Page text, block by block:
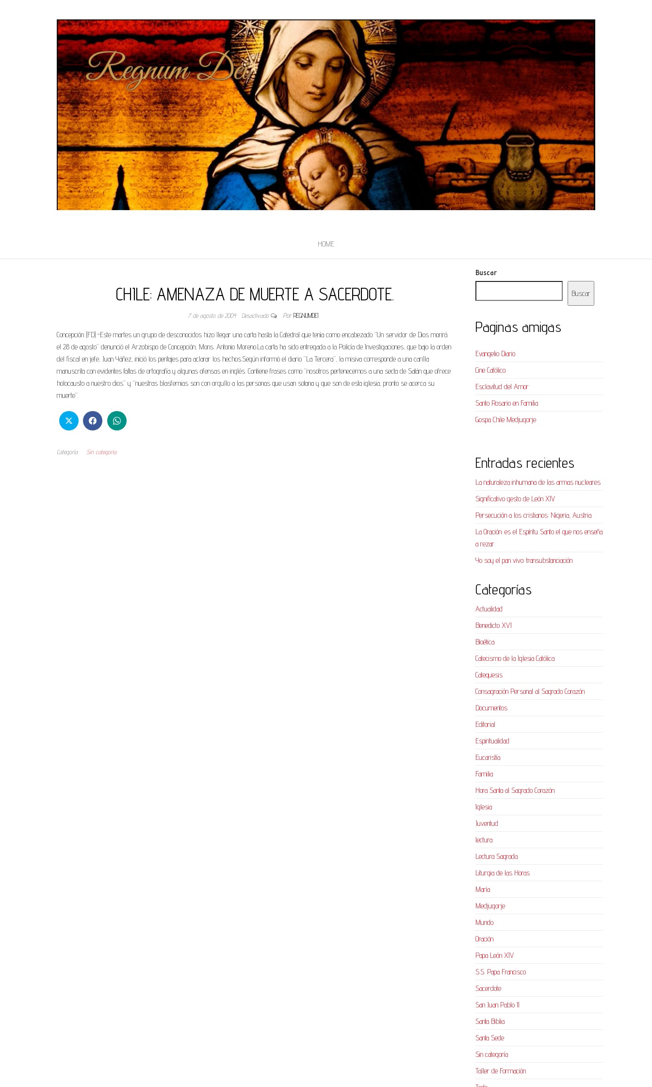
HOME
CHILE: AMENAZA DE MUERTE A SACERDOTE.
7 de agosto de 2004 Desactivado Por REGNUMDEI
Concepción (FD).-Este martes un grupo de desconocidos hizo llegar una carta hasta la Catedral que tenía como encabezado “Un servidor de Dios morirá
el 28 de agosto” denunció el Arzobispo de Concepción, Mons. Antonio Moreno.La carta ha sido entregada a la Policía de Investigaciones, que bajo la orden
del fiscal en jefe, Juan Yáñez, inició los peritajes para aclarar los hechos.Según informó el diario “La Tercera”, la misiva corresponde a una carilla
manuscrita con evidentes faltas de ortografía y algunas ofensas en inglés. Contiene frases como “nosotros pertenecemos a una secta de Satán que ofrece
holocausto a nuestro dios” y “nuestras blasfemias son con orgullo a las personas que usan sotana y que son de esta iglesia, pronto se acerca su
muerte”.
Categoría Sin categoría
Buscar
Buscar
Paginas amigas
Evangelio Diario
Cine Católico
Esclavitud del Amor
Santo Rosario en Familia
Gospa Chile Medjugorje
Entradas recientes
La naturaleza inhumana de las armas nucleares
Significativo gesto de León XIV
Persecución a los cristianos: Nigeria, Austria
La Oración: es el Espíritu Santo el que nos enseña
a rezar.
Yo soy el pan vivo: transubstanciación
Categorías
Actualidad
Benedicto XVI
Bioética
Catecismo de la Iglesia Católica
Catequesis
Consagración Personal al Sagrado Corazón
Documentos
Editorial
Espiritualidad
Eucaristía
Familia
Hora Santa al Sagrado Corazón
Iglesia
Juventud
lectura
Lectura Sagrada
Liturgia de las Horas
María
Medjugorje
Mundo
Oración
Papa León XIV
S.S. Papa Francisco
Sacerdote
San Juan Pablo II
Santa Biblia
Santa Sede
Sin categoría
Taller de Formación